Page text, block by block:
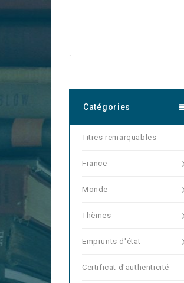
.
Catégories
Titres remarquables
France
Monde
Thèmes
Emprunts d'état
Certificat d'authenticité